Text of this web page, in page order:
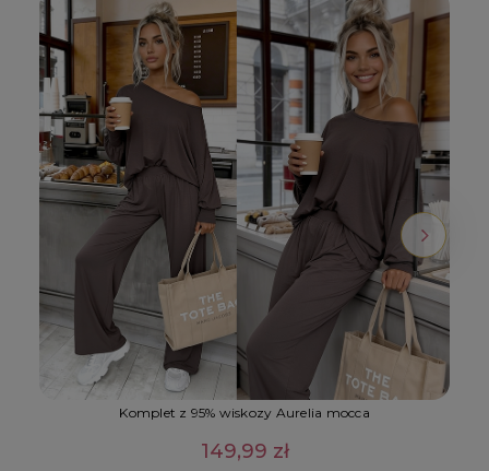
Komplet z 95% wiskozy Aurelia mocca
149,99 zł